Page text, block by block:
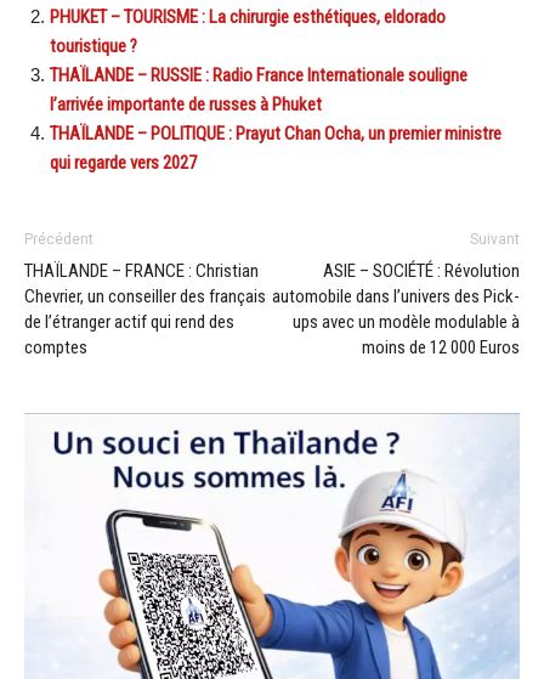
PHUKET – TOURISME : La chirurgie esthétiques, eldorado
touristique ?
THAÏLANDE – RUSSIE : Radio France Internationale souligne
l’arrivée importante de russes à Phuket
THAÏLANDE – POLITIQUE : Prayut Chan Ocha, un premier ministre
qui regarde vers 2027
Précédent
THAÏLANDE – FRANCE : Christian
Chevrier, un conseiller des français
de l’étranger actif qui rend des
comptes
Suivant
ASIE – SOCIÉTÉ : Révolution
automobile dans l’univers des Pick-
ups avec un modèle modulable à
moins de 12 000 Euros